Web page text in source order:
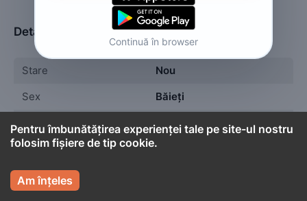
Detalii
Stare
Nou
Sex
Băieți
Vârstă
Bebeluși (0 - 24 luni)
Tip
Blugi,pantaloni
Continuă în browser
Pentru îmbunătățirea experienței tale pe site-ul nostru
folosim fișiere de tip cookie.
Am înțeles